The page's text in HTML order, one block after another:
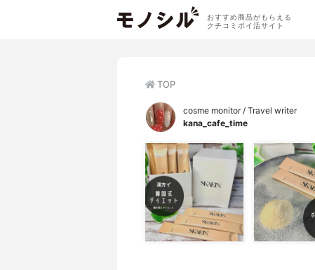
おすすめ商品がもらえる
クチコミポイ活サイト
TOP
cosme monitor / Travel writer
kana_cafe_time